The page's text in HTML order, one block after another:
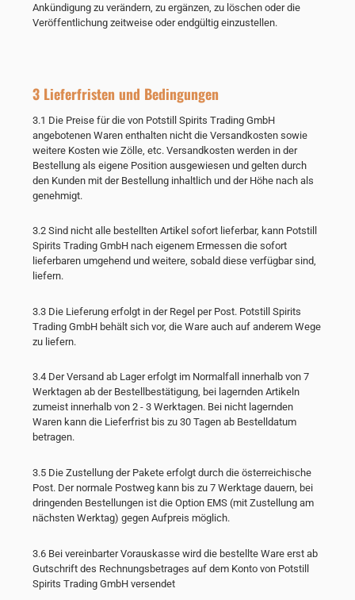
Ankündigung zu verändern, zu ergänzen, zu löschen oder die
Veröffentlichung zeitweise oder endgültig einzustellen.
3 Lieferfristen und Bedingungen
3.1 Die Preise für die von Potstill Spirits Trading GmbH
angebotenen Waren enthalten nicht die Versandkosten sowie
weitere Kosten wie Zölle, etc. Versandkosten werden in der
Bestellung als eigene Position ausgewiesen und gelten durch
den Kunden mit der Bestellung inhaltlich und der Höhe nach als
genehmigt.
3.2 Sind nicht alle bestellten Artikel sofort lieferbar, kann Potstill
Spirits Trading GmbH nach eigenem Ermessen die sofort
lieferbaren umgehend und weitere, sobald diese verfügbar sind,
liefern.
3.3 Die Lieferung erfolgt in der Regel per Post. Potstill Spirits
Trading GmbH behält sich vor, die Ware auch auf anderem Wege
zu liefern.
3.4 Der Versand ab Lager erfolgt im Normalfall innerhalb von 7
Werktagen ab der Bestellbestätigung, bei lagernden Artikeln
zumeist innerhalb von 2 - 3 Werktagen. Bei nicht lagernden
Waren kann die Lieferfrist bis zu 30 Tagen ab Bestelldatum
betragen.
3.5 Die Zustellung der Pakete erfolgt durch die österreichische
Post. Der normale Postweg kann bis zu 7 Werktage dauern, bei
dringenden Bestellungen ist die Option EMS (mit Zustellung am
nächsten Werktag) gegen Aufpreis möglich.
3.6 Bei vereinbarter Vorauskasse wird die bestellte Ware erst ab
Gutschrift des Rechnungsbetrages auf dem Konto von Potstill
Spirits Trading GmbH versendet